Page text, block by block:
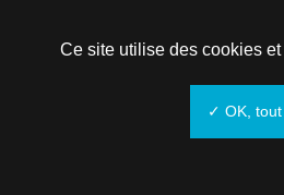
Ce site utilise des cookies
✓ OK,